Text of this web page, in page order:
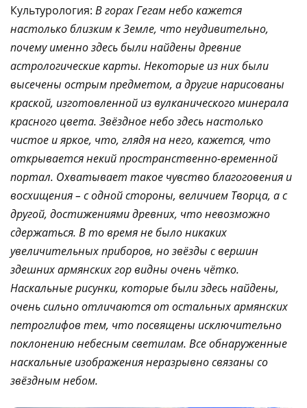
Культурология: В горах Гегам небо кажется
настолько близким к Земле, что неудивительно,
почему именно здесь были найдены древние
астрологические карты. Некоторые из них были
высечены острым предметом, а другие нарисованы
краской, изготовленной из вулканического минерала
красного цвета. Звёздное небо здесь настолько
чистое и яркое, что, глядя на него, кажется, что
открывается некий пространственно-временной
портал. Охватывает такое чувство благоговения и
восхищения – с одной стороны, величием Творца, а с
другой, достижениями древних, что невозможно
сдержаться. В то время не было никаких
увеличительных приборов, но звёзды с вершин
здешних армянских гор видны очень чётко.
Наскальные рисунки, которые были здесь найдены,
очень сильно отличаются от остальных армянских
петроглифов тем, что посвящены исключительно
поклонению небесным светилам. Все обнаруженные
наскальные изображения неразрывно связаны со
звёздным небом.